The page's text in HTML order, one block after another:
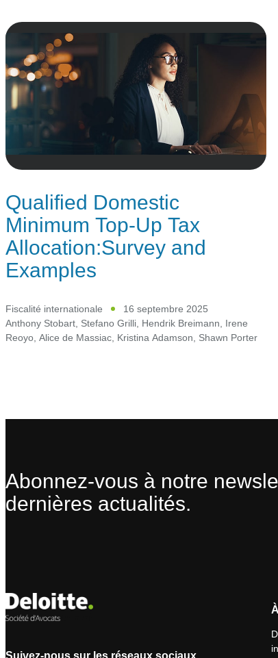
Qualified Domestic
Minimum Top-Up Tax
Allocation:Survey and
Examples
Fiscalité internationale
16 septembre 2025
Anthony Stobart, Stefano Grilli, Hendrik Breimann, Irene
Reoyo, Alice de Massiac, Kristina Adamson, Shawn Porter
Abonnez-vous à notre
dernières actualités.